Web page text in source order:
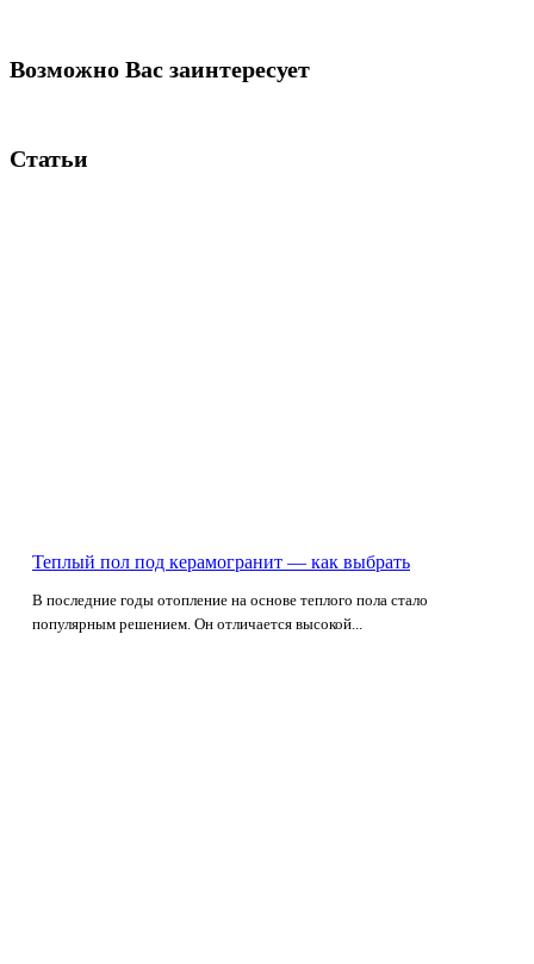
Возможно Вас заинтересует
Статьи
Теплый пол под керамогранит — как выбрать
В последние годы отопление на основе теплого пола стало
популярным решением. Он отличается высокой...